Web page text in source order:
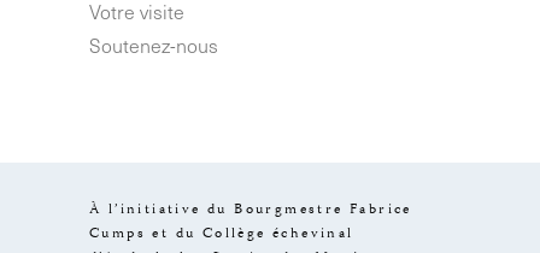
Votre visite
Soutenez-nous
À l’initiative du Bourgmestre Fabrice
Cumps et du Collège échevinal